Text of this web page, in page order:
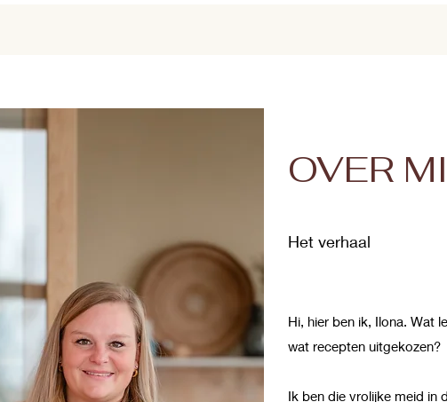
OVER
Het verhaal
Hi, hier ben ik, Ilona. Wat
wat recepten uitgekozen?
Ik ben die vrolijke meid in